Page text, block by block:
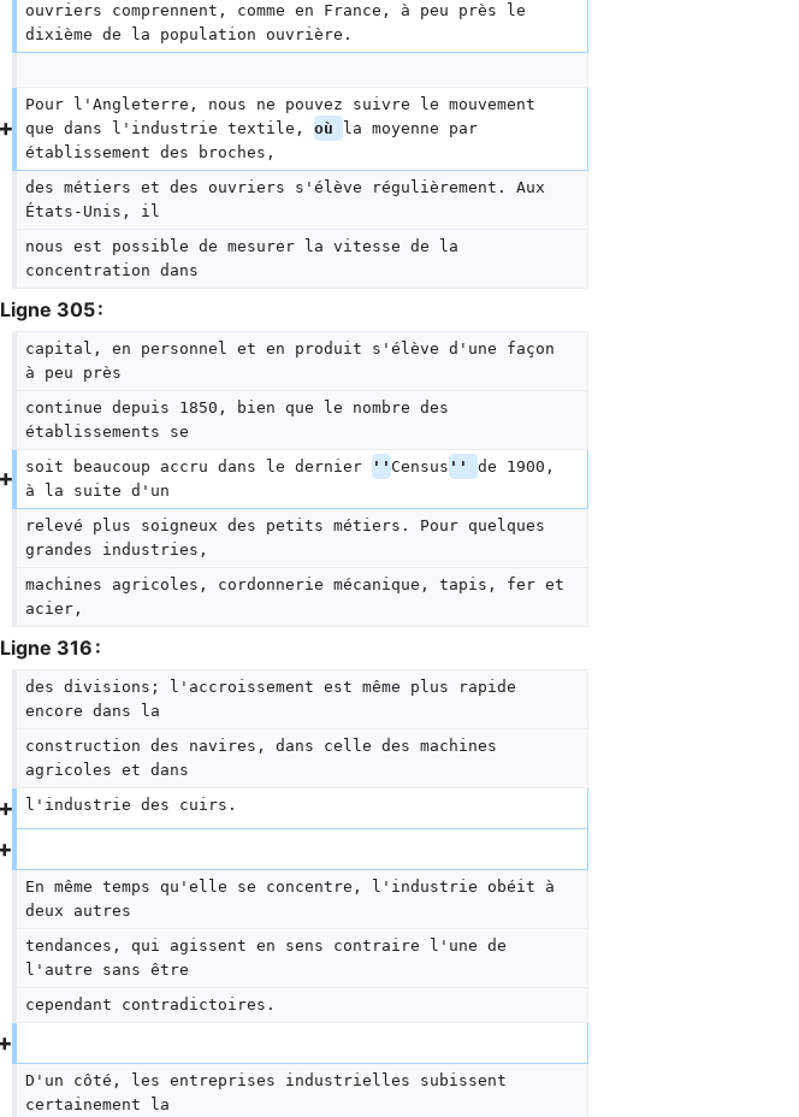
ouvriers comprennent, comme en France, à peu près le
dixième de la population ouvrière.
Pour l'Angleterre, nous ne pouvez suivre le mouvement
que dans l'industrie textile, où
la moyenne par
établissement des broches,
des métiers et des ouvriers s'élève régulièrement. Aux
États-Unis, il
nous est possible de mesurer la vitesse de la
concentration dans
Ligne 305 :
capital, en personnel et en produit s'élève d'une façon
à peu près
continue depuis 1850, bien que le nombre des
établissements se
soit beaucoup accru dans le dernier '' Census '' de 1900,
à la suite d'un
relevé plus soigneux des petits métiers. Pour quelques
grandes industries,
machines agricoles, cordonnerie mécanique, tapis, fer et
acier,
Ligne 316 :
des divisions; l'accroissement est même plus rapide
encore dans la
construction des navires, dans celle des machines
agricoles et dans
l'industrie des cuirs.
En même temps qu'elle se concentre, l'industrie obéit à
deux autres
tendances, qui agissent en sens contraire l'une de
l'autre sans être
cependant contradictoires.
D'un côté, les entreprises industrielles subissent
certainement la